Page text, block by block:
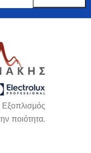
Εξοπλισμός
ποιότητα.